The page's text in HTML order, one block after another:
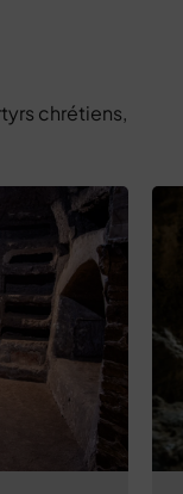
chrétiens,